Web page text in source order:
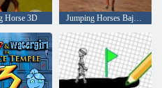
Horse 3D Jumping Horses Bajnokok